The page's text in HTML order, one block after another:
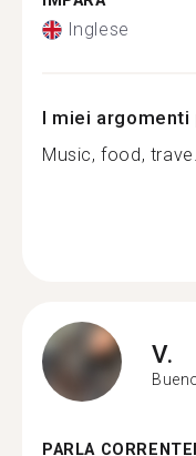
Inglese
I miei
Music, food,
V.
PARLA